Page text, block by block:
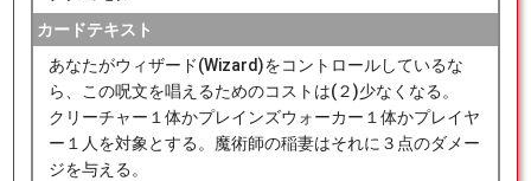
カードテキスト
あなたがウィザード(Wizard)をコントロールしているな
ら、この呪文を唱えるためのコストは(２)少なくなる。
クリーチャー１体かプレインズウォーカー１体かプレイヤ
ー１人を対象とする。魔術師の稲妻はそれに３点のダメー
ジを与える。